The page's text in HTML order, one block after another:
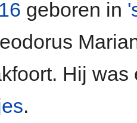
geboren in
Hij
.